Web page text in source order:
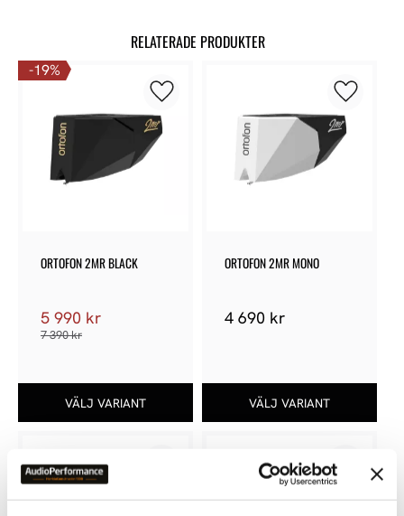
RELATERADE PRODUKTER
ORTOFON 2MR BLACK
5 990 kr
7 390kr
19%
Lägg till i favoriter
ORTOFON 2MR MONO
4 690 kr
Lägg till
Lägg till i favoriter Lägg